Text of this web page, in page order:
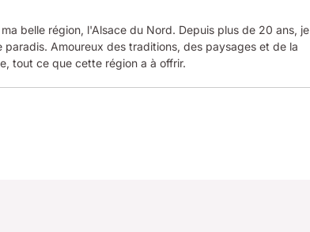
belle région, l'Alsace du Nord. Depuis plus de 20 ans, je
Amoureux des traditions, des paysages et de la
tout ce que cette région a à offrir.